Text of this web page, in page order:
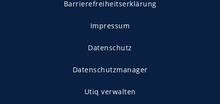
Barrierefreiheitserklärung
Impressum
Datenschutz
Datenschutzmanager
Utiq verwalten